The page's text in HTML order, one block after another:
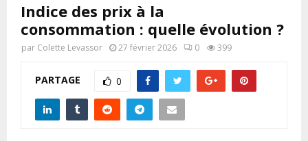
Indice des prix à la
consommation : quelle évolution ?
par Colette Levassor 27 février 2026 0 399
PARTAGE 0